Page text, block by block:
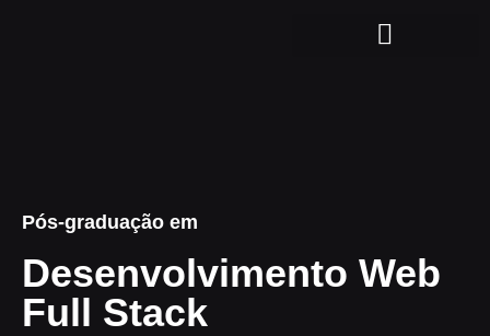
Pós-graduação em
Desenvolvimento Web
Full Stack